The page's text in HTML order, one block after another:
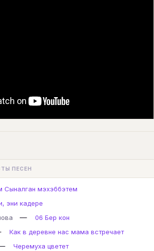
ПЕСЕН
Сыналган мэхэббэтем
эни кадере
—
06 Бер кон
Как в деревне нас мама встречает
Черемуха цветет